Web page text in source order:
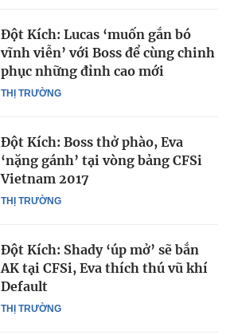
THỊ TRƯỜNG
Đột Kích: Lucas ‘muốn gắn bó
vĩnh viễn’ với Boss để cùng chinh
phục những đỉnh cao mới
THỊ TRƯỜNG
Đột Kích: Boss thở phào, Eva
‘nặng gánh’ tại vòng bảng CFSi
Vietnam 2017
THỊ TRƯỜNG
Đột Kích: Shady ‘úp mở’ sẽ bắn
AK tại CFSi, Eva thích thú vũ khí
Default